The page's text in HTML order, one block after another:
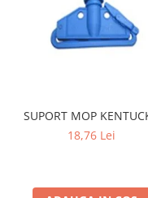
SUPORT MOP
18,76 Lei